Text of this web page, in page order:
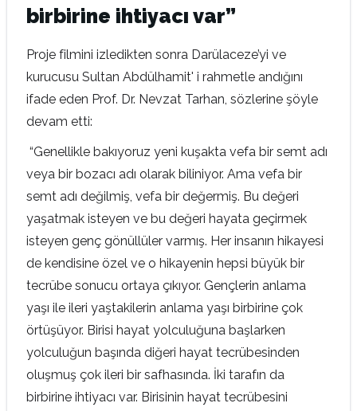
birbirine ihtiyacı var”
Proje filmini izledikten sonra Darülaceze’yi ve
kurucusu Sultan Abdülhamit' i rahmetle andığını
ifade eden Prof. Dr. Nevzat Tarhan, sözlerine şöyle
devam etti:
“Genellikle bakıyoruz yeni kuşakta vefa bir semt adı
veya bir bozacı adı olarak biliniyor. Ama vefa bir
semt adı değilmiş, vefa bir değermiş. Bu değeri
yaşatmak isteyen ve bu değeri hayata geçirmek
isteyen genç gönüllüler varmış. Her insanın hikayesi
de kendisine özel ve o hikayenin hepsi büyük bir
tecrübe sonucu ortaya çıkıyor. Gençlerin anlama
yaşı ile ileri yaştakilerin anlama yaşı birbirine çok
örtüşüyor. Birisi hayat yolculuğuna başlarken
yolculuğun başında diğeri hayat tecrübesinden
oluşmuş çok ileri bir safhasında. İki tarafın da
birbirine ihtiyacı var. Birisinin hayat tecrübesini